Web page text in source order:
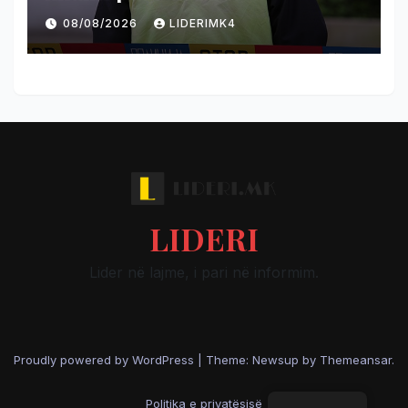
08/08/2026 LIDERIMK4
LIDERI
Lider në lajme, i pari në informim.
Proudly powered by WordPress Theme: Newsup by Themeansar.
Politika e privatësisë